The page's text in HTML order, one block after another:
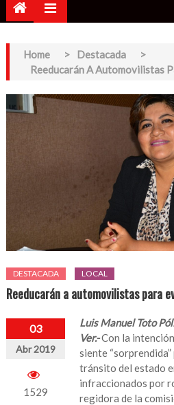
Home > Destacada
>
Reeducarán A Automovilistas
DESTACADA LOCAL
Reeducarán a automovilistas para
03
Abr 2019
1529
Luis Manuel Toto
Ver.-Con la
siente
tránsito del estado
infraccionados por
regidora de la